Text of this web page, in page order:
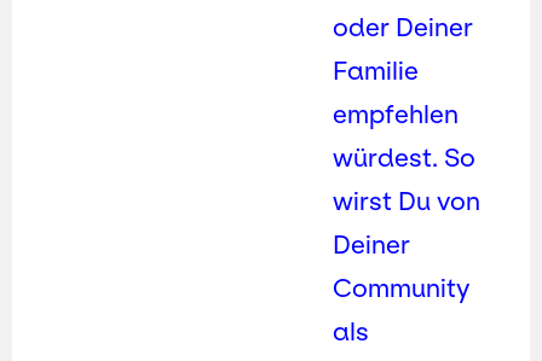
oder Deiner
Familie
empfehlen
würdest. So
wirst Du von
Deiner
Community
als